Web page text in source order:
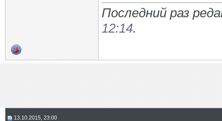
Последний раз
12:14.
13.10.2015, 23:00